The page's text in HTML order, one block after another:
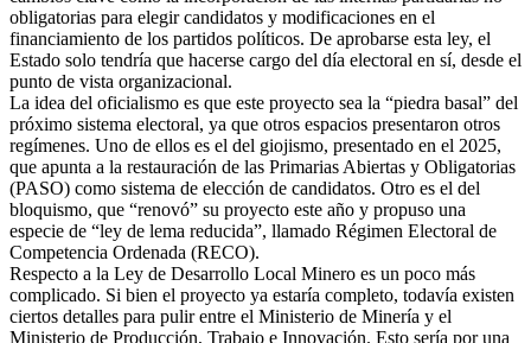
obligatorias para elegir candidatos y modificaciones en el
financiamiento de los partidos políticos. De aprobarse esta ley, el
Estado solo tendría que hacerse cargo del día electoral en sí, desde el
punto de vista organizacional.
La idea del oficialismo es que este proyecto sea la “piedra basal” del
próximo sistema electoral, ya que otros espacios presentaron otros
regímenes. Uno de ellos es el del giojismo, presentado en el 2025,
que apunta a la restauración de las Primarias Abiertas y Obligatorias
(PASO) como sistema de elección de candidatos. Otro es el del
bloquismo, que “renovó” su proyecto este año y propuso una
especie de “ley de lema reducida”, llamado Régimen Electoral de
Competencia Ordenada (RECO).
Respecto a la Ley de Desarrollo Local Minero es un poco más
complicado. Si bien el proyecto ya estaría completo, todavía existen
ciertos detalles para pulir entre el Ministerio de Minería y el
Ministerio de Producción, Trabajo e Innovación. Esto sería por una